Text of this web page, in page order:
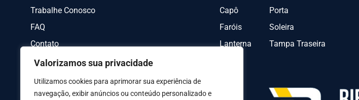
Valorizamos sua privacidade
Utilizamos cookies para aprimorar sua experiência de
navegação, exibir anúncios ou conteúdo personalizado e
Trabalhe Conosco
FAQ
Contato
Capô
Faróis
Lanterna
Porta
Soleira
Tampa Traseira